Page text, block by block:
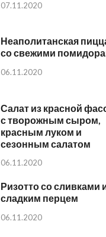
07.11.2020
Неаполитанская
со свежими
06.11.2020
Салат из красной
с творожным сыром,
красным луком и
сезонным салатом
06.11.2020
Ризотто со сливками
сладким перцем
06.11.2020